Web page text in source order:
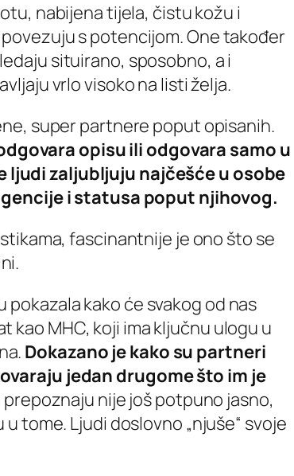
nabijena tijela, čistu kožu i
s potencijom. One također
situirano, sposobno, a i
vrlo visoko na listi želja.
super partnere poput opisanih.
opisu ili odgovara samo u
ljudi zaljubljuju najčešće u osobe
i statusa poput njihovog.
fascinantnije je ono što se
kako će svakog od nas
MHC, koji ima ključnu ulogu u
Dokazano je kako su partneri
jedan drugome što im je
prepoznaju nije još potpuno jasno,
tome. Ljudi doslovno „njuše“ svoje